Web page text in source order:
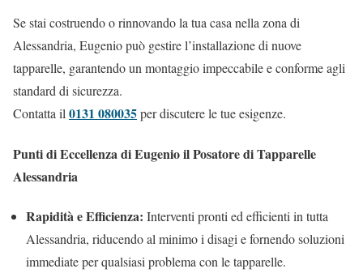
Se stai costruendo o rinnovando la tua casa nella zona di
Alessandria, Eugenio può gestire l’installazione di nuove
tapparelle, garantendo un montaggio impeccabile e conforme agli
standard di sicurezza.
Contatta il0131 080035per discutere le tue esigenze.
Punti di Eccellenza di Eugenio il Posatore di Tapparelle
Alessandria
Rapidità e Efficienza: Interventi pronti ed efficienti in tutta
Alessandria, riducendo al minimo i disagi e fornendo soluzioni
immediate per qualsiasi problema con le tapparelle.